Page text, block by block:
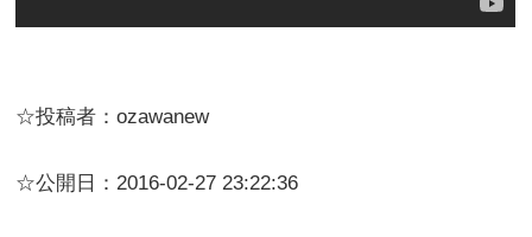
☆投稿者：ozawanew
☆公開日：2016-02-27 23:22:36